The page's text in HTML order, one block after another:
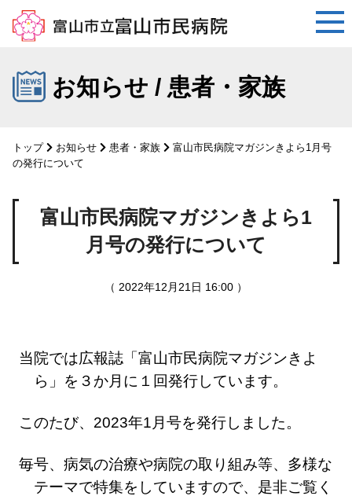
お知らせ / 患者・家族
トップ お知らせ 患者・家族
富山市民病院マガジンきよら1月号
の発行について
富山市民病院マガジンきよら1
月号の発行について
（ 2022年12月21日 16:00 ）
当院では広報誌「富山市民病院マガジンきよ
ら」を３か月に１回発行しています。
このたび、2023年1月号を発行しました。
毎号、病気の治療や病院の取り組み等、多様な
テーマで特集をしていますので、是非ご覧く